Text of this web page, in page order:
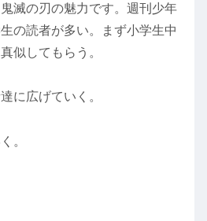
滅の刃の魅力です。週刊少年
の読者が多い。まず小学生中
似してもらう。
に広げていく。
。